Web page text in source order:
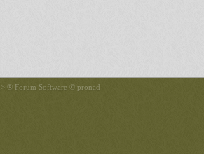
® Forum Software © pronad